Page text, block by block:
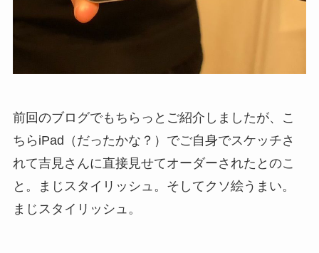
前回のブログでもちらっとご紹介しましたが、こ
ちらiPad（だったかな？）でご自身でスケッチさ
れて吉見さんに直接見せてオーダーされたとのこ
と。まじスタイリッシュ。そしてクソ絵うまい。
まじスタイリッシュ。